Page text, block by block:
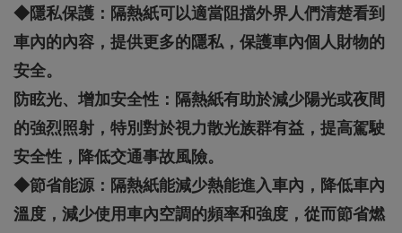
◆隱私保護：隔熱紙可以適當阻擋外界人們清楚看到
車內的內容，提供更多的隱私，保護車內個人財物的
安全。
防眩光、增加安全性：隔熱紙有助於減少陽光或夜間
的強烈照射，特別對於視力散光族群有益，提高駕駛
安全性，降低交通事故風險。
◆節省能源：隔熱紙能減少熱能進入車內，降低車內
溫度，減少使用車內空調的頻率和強度，從而節省燃